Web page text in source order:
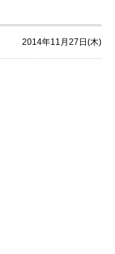
2014年11月27日(木)